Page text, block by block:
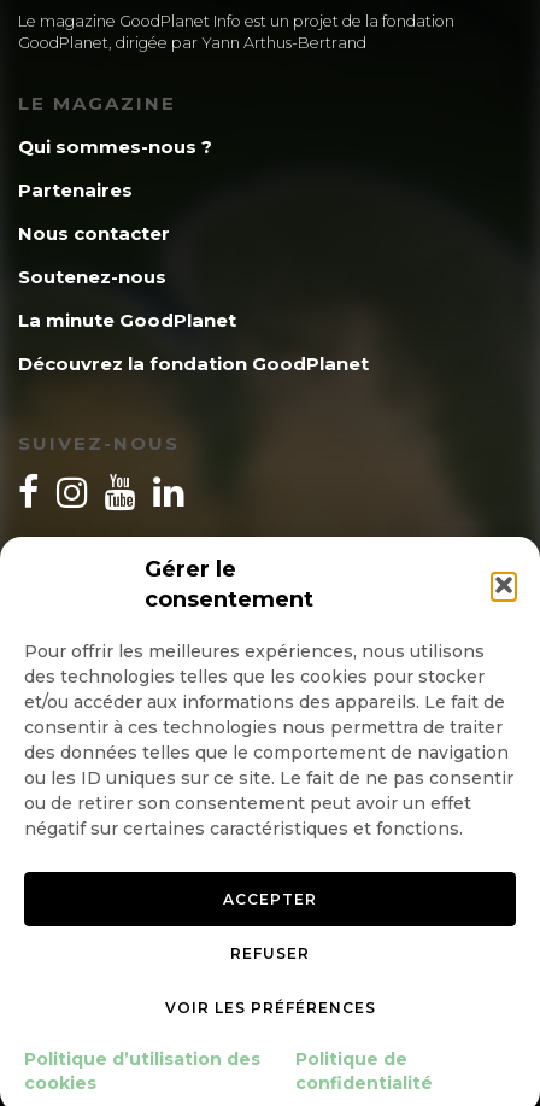
Gérer le
consentement
Pour offrir les meilleures expériences, nous utilisons
des technologies telles que les cookies pour stocker
et/ou accéder aux informations des appareils. Le fait de
consentir à ces technologies nous permettra de traiter
des données telles que le comportement de navigation
ou les ID uniques sur ce site. Le fait de ne pas consentir
ou de retirer son consentement peut avoir un effet
négatif sur certaines caractéristiques et fonctions.
ACCEPTER
REFUSER
VOIR LES PRÉFÉRENCES
Politique d’utilisation des
cookies
Politique de
confidentialité
Le magazine GoodPlanet Info est un projet de la fondation
GoodPlanet, dirigée par Yann Arthus-Bertrand
LE MAGAZINE
Qui sommes-nous ?
Partenaires
Nous contacter
Soutenez-nous
La minute GoodPlanet
Découvrez la fondation GoodPlanet
SUIVEZ-NOUS
INSCRIPTION NEWSLETTER
Quotidienne
Hebdo
OK
Politique de confidentialité
Gérer le consentement